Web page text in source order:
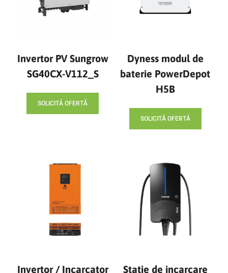
Invertor PV Sungrow
SG40CX-V112_S
SOLICITĂ OFERTĂ
Dyness modul de
baterie PowerDepot
H5B
SOLICITĂ OFERTĂ
Invertor / Incarcator
Statie de incarcare